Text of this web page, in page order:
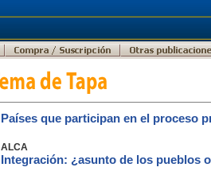
Países que participan en el proceso
ALCA
Integración: ¿asunto de los pueblos